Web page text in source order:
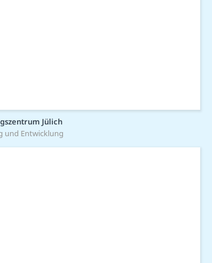
Jülich
und Entwicklung